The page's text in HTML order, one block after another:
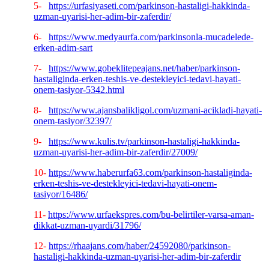
5-
https://urfasiyaseti.com/parkinson-hastaligi-hakkinda-
uzman-uyarisi-her-adim-bir-zaferdir/
6-
https://www.medyaurfa.com/parkinsonla-mucadelede-
erken-adim-sart
7-
https://www.gobeklitepeajans.net/haber/parkinson-
hastaliginda-erken-teshis-ve-destekleyici-tedavi-hayati-
onem-tasiyor-5342.html
8-
https://www.ajansbalikligol.com/uzmani-acikladi-hayati-
onem-tasiyor/32397/
9-
https://www.kulis.tv/parkinson-hastaligi-hakkinda-
uzman-uyarisi-her-adim-bir-zaferdir/27009/
10- https://www.haberurfa63.com/parkinson-hastaliginda-
erken-teshis-ve-destekleyici-tedavi-hayati-onem-
tasiyor/16486/
11- https://www.urfaekspres.com/bu-belirtiler-varsa-aman-
dikkat-uzman-uyardi/31796/
12- https://rhaajans.com/haber/24592080/parkinson-
hastaligi-hakkinda-uzman-uyarisi-her-adim-bir-zaferdir